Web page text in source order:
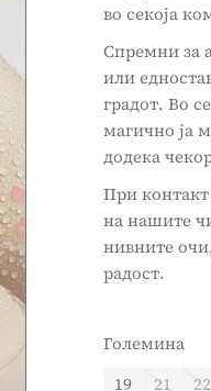
во секоја
Спремни за
или
градот. Во
магично ја
додека
При
на нашите
нивните
радост.
Големина
19
21 22